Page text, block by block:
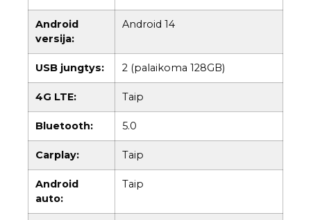
Android
versija:
Android 14
USB jungtys: 2 (palaikoma 128GB)
4G LTE: Taip
Bluetooth: 5.0
Carplay: Taip
Android
auto:
Taip